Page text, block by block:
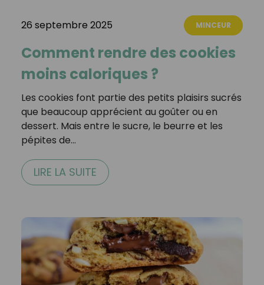
26 septembre 2025 MINCEUR
Comment rendre des cookies
moins caloriques ?
Les cookies font partie des petits plaisirs sucrés
que beaucoup apprécient au goûter ou en
dessert. Mais entre le sucre, le beurre et les
pépites de…
LIRE LA SUITE